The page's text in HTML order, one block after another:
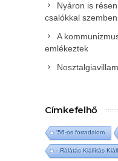
Nyáron is
csalókkal szemben
A
emlékeztek
Címkefelhő
'56-os forradalom
- Rálátás Kiállítás